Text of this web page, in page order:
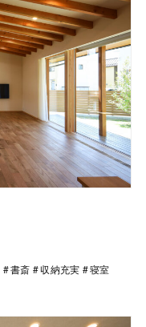
書斎 収納充実 寝室